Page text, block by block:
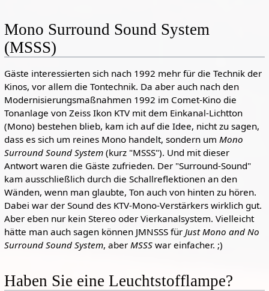
Mono Surround Sound System
(MSSS)
Gäste interessierten sich nach 1992 mehr für die Technik der
Kinos, vor allem die Tontechnik. Da aber auch nach den
Modernisierungsmaßnahmen 1992 im Comet-Kino die
Tonanlage von Zeiss Ikon KTV mit dem Einkanal-Lichtton
(Mono) bestehen blieb, kam ich auf die Idee, nicht zu sagen,
dass es sich um reines Mono handelt, sondern um Mono
Surround Sound System(kurz "MSSS"). Und mit dieser
Antwort waren die Gäste zufrieden. Der "Surround-Sound"
kam ausschließlich durch die Schallreflektionen an den
Wänden, wenn man glaubte, Ton auch von hinten zu hören.
Dabei war der Sound des KTV-Mono-Verstärkers wirklich gut.
Aber eben nur kein Stereo oder Vierkanalsystem. Vielleicht
hätte man auch sagen können JMNSSS für Just Mono and No
Surround Sound System, aber MSSSwar einfacher. ;)
Haben Sie eine Leuchtstofflampe?